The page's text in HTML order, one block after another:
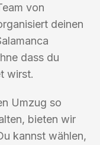
von
deinen
dass du
wirst.
Umzug so
bieten wir
kannst wählen,